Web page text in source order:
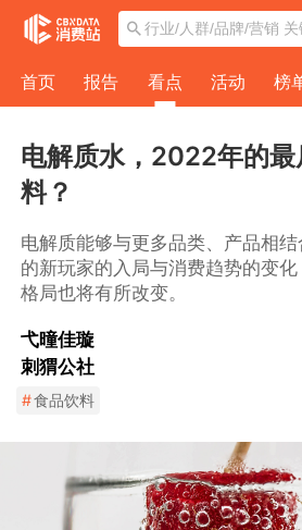
首页 报告 看点 活动 榜
电解质水，2022年的
料？
电解质能够与更多品类、产品相
的新玩家的入局与消费趋势的变
格局也将有所改变。
弋曈佳璇
刺猬公社
#食品饮料